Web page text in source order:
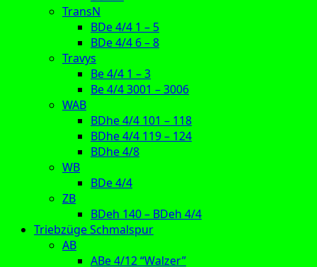
TransN
BDe 4/4 1 – 5
BDe 4/4 6 – 8
Travys
Be 4/4 1 – 3
Be 4/4 3001 – 3006
WAB
BDhe 4/4 101 – 118
BDhe 4/4 119 – 124
BDhe 4/8
WB
BDe 4/4
ZB
BDeh 140 – BDeh 4/4
Triebzüge Schmalspur
AB
ABe 4/12 “Walzer”